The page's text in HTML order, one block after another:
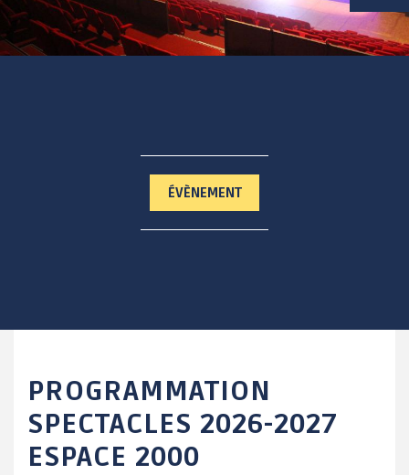
VIE SCOLAIRE
ÉVÈNEMENT
PROGRAMMATION
SPECTACLES 2026-2027
ESPACE 2000